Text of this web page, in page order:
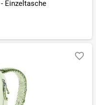
Einzeltasche